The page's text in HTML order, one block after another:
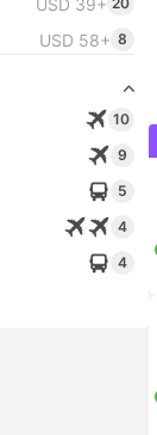
USD 39+
USD 58+ 8
10
9
5
4
4